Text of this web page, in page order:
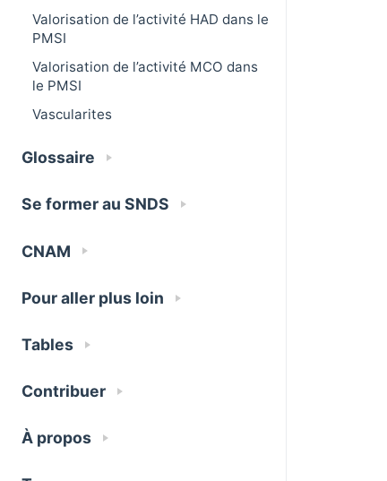
Valorisation de l’activité HAD dans le
PMSI
Valorisation de l’activité MCO dans
le PMSI
Vascularites
Glossaire
Se former au SNDS
CNAM
Pour aller plus loin
Tables
Contribuer
À propos